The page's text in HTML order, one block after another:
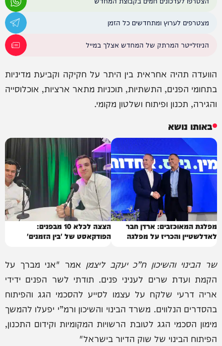
מצטרפים לערוץ ומתחדשים כל הזמן
הניוזלייטר המרתק של המחדש אצלך במייל
הוועדה תהיה אחראית בין היתר על חקיקה וקביעת מדיניות
בתחומי הפנים, התשתיות, תוכניות מתאר ארציות, אוכלוסייה
והגירה, תכנון ופיתוח ושלטון מקומי.
באותו נושא
מפלגת המאוכזבים: ארדן חבר
לאדלשטיין והכריז על מפלגה
הצצה לכלא 10 מבפנים:
הפודקאסט של 'בין הזמנים'
שר הבינוי והשיכון ח”כ יעקב ליצמן אמר "אני מברך על
הקמת ועדת שרים לעניני פנים. תודתי לשר הפנים ידידי
אריה דרעי שלקח על עצמו לסייע להסכמי הגג והפיתוח
בהסדרים הנלווים. משרד הבינוי והשיכון ורמ”י יפעלו להמשך
מימון הסכמי הגג לטובת הרשויות המקומיות וקידום התכנון,
הפיתוח הבינוי של שוק הדיור בישראל"